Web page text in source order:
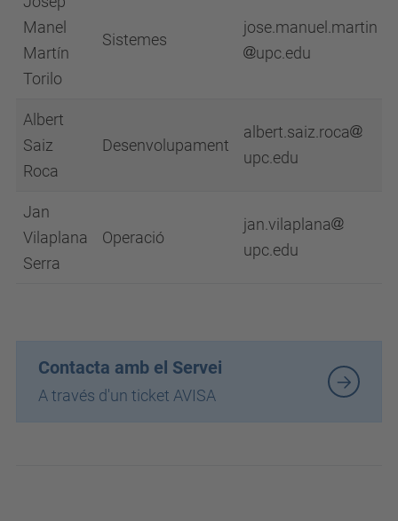
Manel
Martín
Torilo
Sistemes
jose.manuel.martin
upc.edu
Albert
Saiz
Roca
Desenvolupament
albert.saiz.roca
upc.edu
Jan
Vilaplana
Serra
Operació
jan.vilaplana
upc.edu
Contacta amb el Servei
A través d'un ticket AVISA